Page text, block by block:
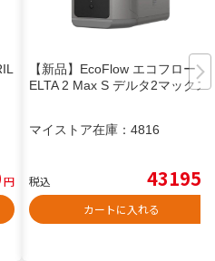
円
【新品】EcoFlow エコフロー D
ELTA 2 Max S デルタ2マックス
マイストア在庫： 4816
税込 43195
カートに入れる